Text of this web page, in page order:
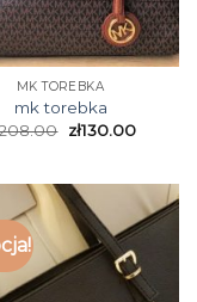
MK TOREBKA
mk torebka
zł130.00